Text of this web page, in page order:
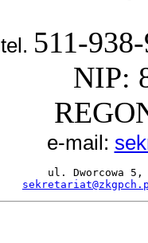
tel. 511-
NIP:
e-mail:
ul. Dworcowa 5,